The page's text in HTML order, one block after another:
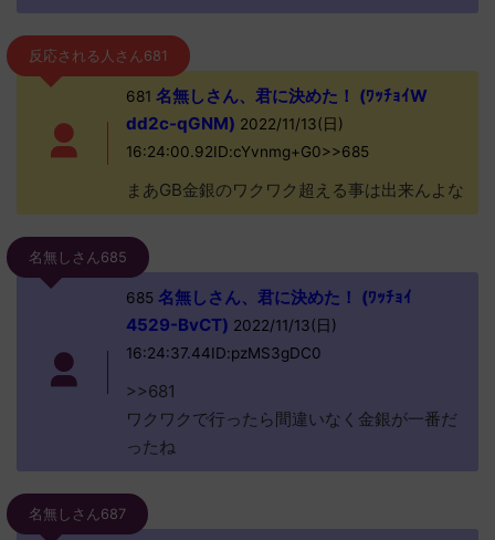
反応される人さん681
681 名無しさん、君に決めた！ (ﾜｯﾁｮｲW
dd2c-qGNM) 2022/11/13(日)
16:24:00.92ID:cYvnmg+G0>>685
まあGB金銀のワクワク超える事は出来んよな
名無しさん685
685名無しさん、君に決めた！ (ﾜｯﾁｮｲ
4529-BvCT) 2022/11/13(日)
16:24:37.44ID:pzMS3gDC0
>>681
ワクワクで行ったら間違いなく金銀が一番だ
ったね
名無しさん687